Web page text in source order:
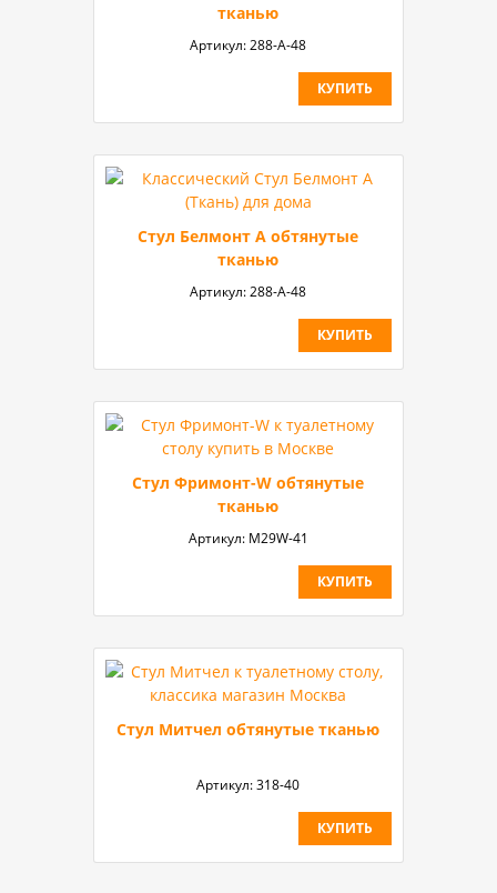
тканью
Артикул:288-А-48
КУПИТЬ
Стул Белмонт А обтянутые
тканью
Артикул:288-А-48
КУПИТЬ
Стул Фримонт-W обтянутые
тканью
Артикул: M29W-41
КУПИТЬ
Стул Митчел обтянутые тканью
Артикул:318-40
КУПИТЬ